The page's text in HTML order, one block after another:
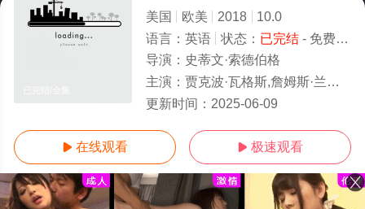
美国 欧美 2018
10.0
语言： 英语 状态： 已完结- 免费在线观看
导演： 史蒂文·索德伯格
主演： 贾克波·瓦格斯,詹姆斯·兰索恩,玛雅·卡赞,加内特·赫德兰,博·布里奇斯,莎朗·斯通,戴文·雷
更新时间： 2025-06-09
 在线观看  极速观看